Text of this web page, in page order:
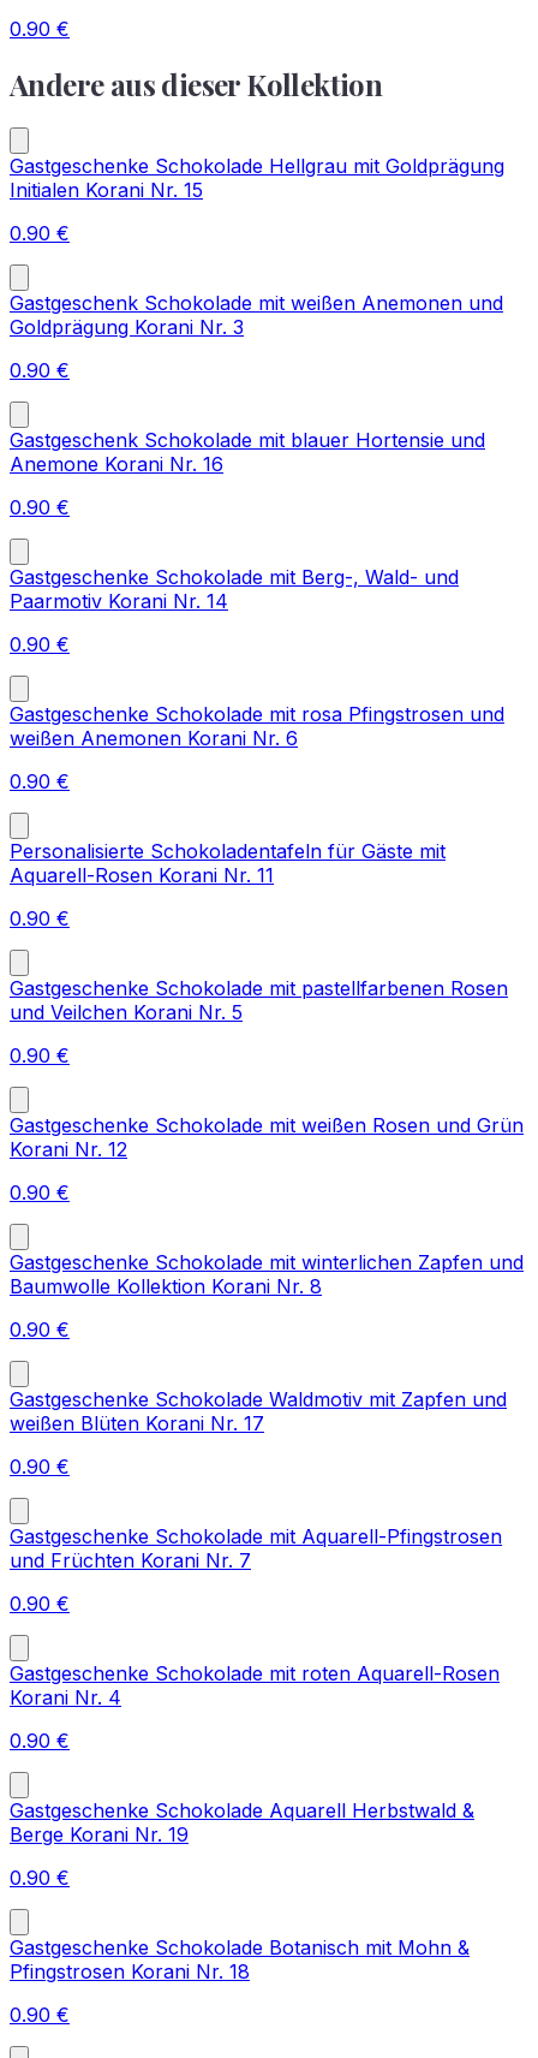
0.90 €
Andere aus dieser Kollektion
Gastgeschenke Schokolade Hellgrau mit Goldprägung
Initialen Korani Nr. 15
0.90 €
Gastgeschenk Schokolade mit weißen Anemonen und
Goldprägung Korani Nr. 3
0.90 €
Gastgeschenk Schokolade mit blauer Hortensie und
Anemone Korani Nr. 16
0.90 €
Gastgeschenke Schokolade mit Berg-, Wald- und
Paarmotiv Korani Nr. 14
0.90 €
Gastgeschenke Schokolade mit rosa Pfingstrosen und
weißen Anemonen Korani Nr. 6
0.90 €
Personalisierte Schokoladentafeln für Gäste mit
Aquarell-Rosen Korani Nr. 11
0.90 €
Gastgeschenke Schokolade mit pastellfarbenen Rosen
und Veilchen Korani Nr. 5
0.90 €
Gastgeschenke Schokolade mit weißen Rosen und Grün
Korani Nr. 12
0.90 €
Gastgeschenke Schokolade mit winterlichen Zapfen und
Baumwolle Kollektion Korani Nr. 8
0.90 €
Gastgeschenke Schokolade Waldmotiv mit Zapfen und
weißen Blüten Korani Nr. 17
0.90 €
Gastgeschenke Schokolade mit Aquarell-Pfingstrosen
und Früchten Korani Nr. 7
0.90 €
Gastgeschenke Schokolade mit roten Aquarell-Rosen
Korani Nr. 4
0.90 €
Gastgeschenke Schokolade Aquarell Herbstwald &
Berge Korani Nr. 19
0.90 €
Gastgeschenke Schokolade Botanisch mit Mohn &
Pfingstrosen Korani Nr. 18
0.90 €